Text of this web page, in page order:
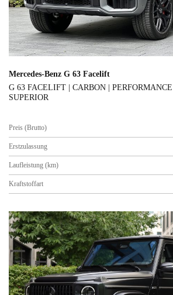
Mercedes-Benz G 63 Facelift
G 63 FACELIFT | CARBON | PERFORMANCE |
SUPERIOR
Preis (Brutto)
Erstzulassung
Laufleistung (km)
Kraftstoffart